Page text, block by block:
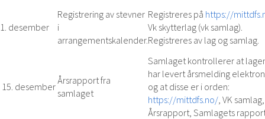
1. desember
Registrering av stevner
i
arrangementskalender.
Registreres på https://
Vk skytterlag (vk samlag).
Registreres av lag og samlag.
15. desember
Årsrapport fra
samlaget
Samlaget kontrollerer at
har levert årsmelding
og at disse er i orden:
https://mittdfs.no/ , VK samlag,
Årsrapport, Samlagets